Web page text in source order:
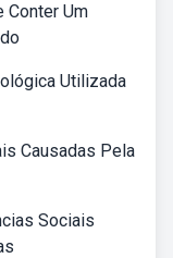
Conter Um
Utilizada
Causadas Pela
Sociais